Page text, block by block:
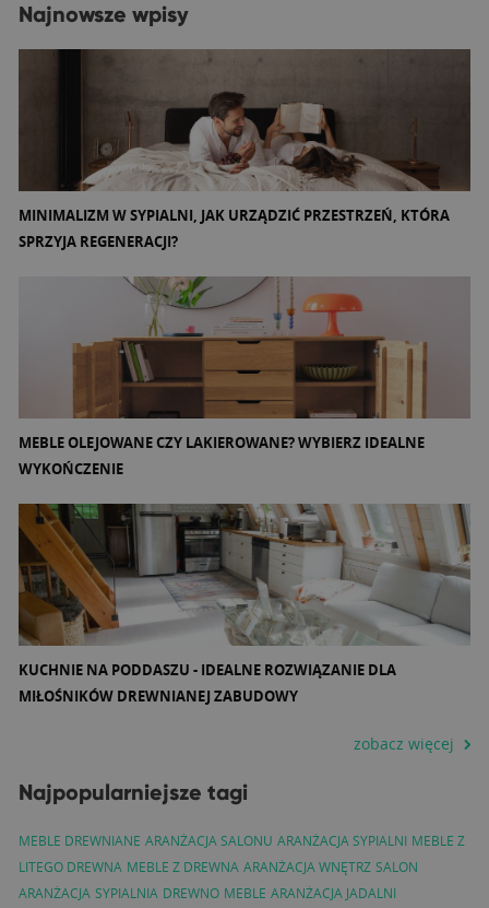
Najnowsze wpisy
MINIMALIZM W SYPIALNI, JAK URZĄDZIĆ PRZESTRZEŃ, KTÓRA
SPRZYJA REGENERACJI?
MEBLE OLEJOWANE CZY LAKIEROWANE? WYBIERZ IDEALNE
WYKOŃCZENIE
KUCHNIE NA PODDASZU - IDEALNE ROZWIĄZANIE DLA
MIŁOŚNIKÓW DREWNIANEJ ZABUDOWY
zobacz więcej
Najpopularniejsze tagi
MEBLE DREWNIANE ARANŻACJA SALONU ARANŻACJA SYPIALNI MEBLE Z
LITEGO DREWNA MEBLE Z DREWNA ARANŻACJA WNĘTRZ SALON
ARANŻACJA SYPIALNIA DREWNO MEBLE ARANŻACJA JADALNI